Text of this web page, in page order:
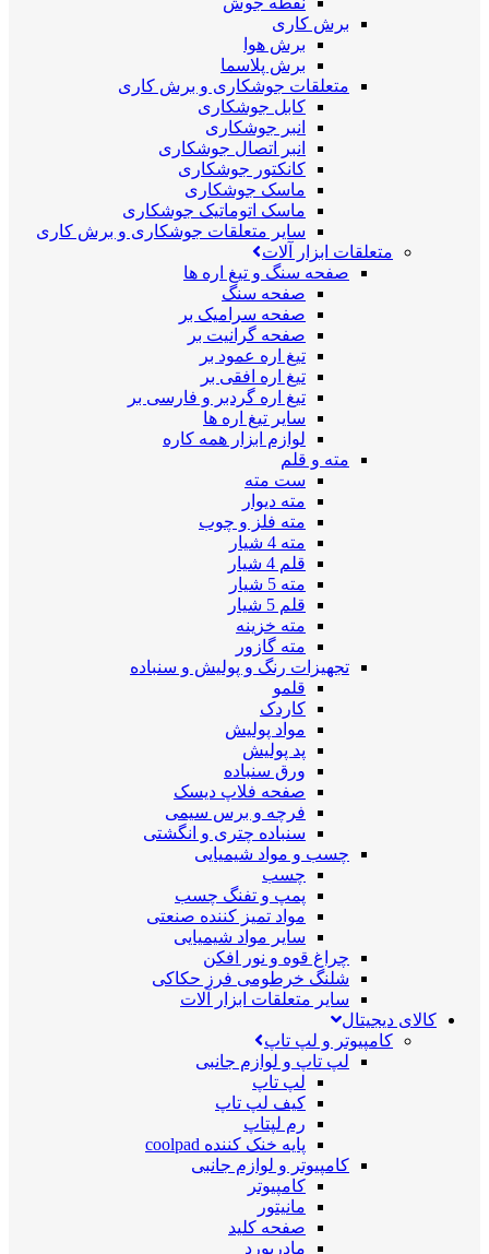
برش کاری
برش هوا
برش پلاسما
متعلقات جوشکاری و برش کاری
کابل جوشکاری
انبر جوشکاری
انبر اتصال جوشکاری
کانکتور جوشکاری
ماسک جوشکاری
ماسک اتوماتیک جوشکاری
سایر متعلقات جوشکاری و برش کاری
متعلقات ابزار آلات
صفحه سنگ و تیغ اره ها
صفحه سنگ
صفحه سرامیک بر
صفحه گرانیت بر
تیغ اره عمود بر
تیغ اره افقی بر
تیغ اره گردبر و فارسی بر
سایر تیغ اره ها
لوازم ابزار همه کاره
مته و قلم
ست مته
مته دیوار
مته فلز و چوب
مته 4 شیار
قلم 4 شیار
مته 5 شیار
قلم 5 شیار
مته خزینه
مته گازور
تجهیزات رنگ و پولیش و سنباده
قلمو
کاردک
مواد پولیش
پد پولیش
ورق سنباده
صفحه فلاپ دیسک
فرچه و برس سیمی
سنباده چتری و انگشتی
چسب و مواد شیمیایی
چسب
پمپ و تفنگ چسب
مواد تمیز کننده صنعتی
سایر مواد شیمیایی
چراغ قوه و نور افکن
شلنگ خرطومی فرز حکاکی
سایر متعلقات ابزار آلات
کالای دیجیتال
کامپیوتر و لپ تاپ
لپ تاپ و لوازم جانبی
لپ تاپ
کیف لپ تاپ
رم لپتاپ
پایه خنک کننده coolpad
کامپیوتر و لوازم جانبی
کامپیوتر
مانیتور
صفحه کلید
مادربورد